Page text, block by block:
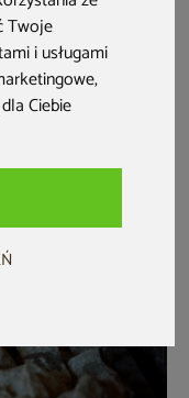
Twoje
i usługami
,
Ciebie
się,jakie
rodzaje, a także
- przeczytaj ten